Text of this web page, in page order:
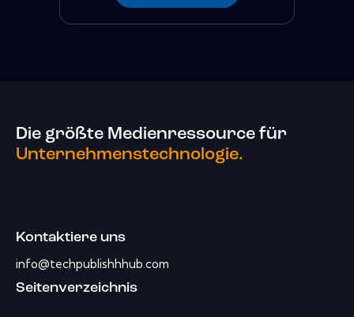
Die größte Medienressource für
Unternehmenstechnologie.
Kontaktiere uns
info@techpublishhhub.com
Seitenverzeichnis